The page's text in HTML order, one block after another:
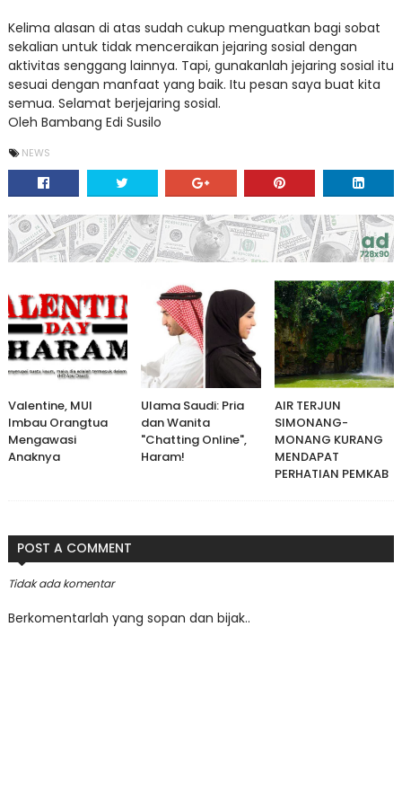
Kelima alasan di atas sudah cukup menguatkan bagi sobat
sekalian untuk tidak menceraikan jejaring sosial dengan
aktivitas senggang lainnya. Tapi, gunakanlah jejaring sosial itu
sesuai dengan manfaat yang baik. Itu pesan saya buat kita
semua. Selamat berjejaring sosial.
Oleh Bambang Edi Susilo
NEWS
Valentine, MUI
Imbau Orangtua
Mengawasi
Anaknya
Ulama Saudi: Pria
dan Wanita
"Chatting Online",
Haram!
AIR TERJUN
SIMONANG-
MONANG KURANG
MENDAPAT
PERHATIAN PEMKAB
POST A COMMENT
Tidak ada komentar
Berkomentarlah yang sopan dan bijak..